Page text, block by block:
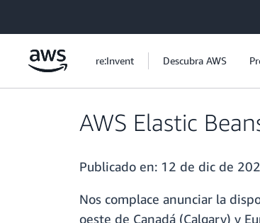
re:Invent Descubra AWS
AWS Elastic
Publicado en: 12 de dic de
Nos complace anunciar la
oeste de Canadá (Calgary) y